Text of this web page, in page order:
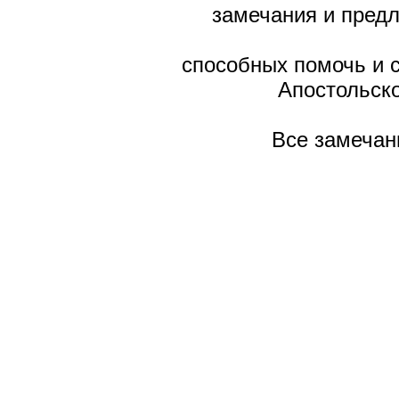
замечания и
способных помочь и
Все